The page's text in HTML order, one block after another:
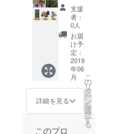
のでご
連絡く
ださ
い。
レス製
ベトナ
ム式ド
リッ
パーを2
器製ベ
トナム
式ド
リッ
パー、
珈琲
カップ
セット
グラウ
ンド
（挽い
た後の
粉）
200gを
24パッ
ク。
（1か月
に4パッ
ク、6か
月間の
お届
け） ②
支援
者：
0人
お届
け予
定：
2019
年06
月
詳細を見る
こ
の
リ
タ
ー
ン
を
選
択
す
る
このプロ